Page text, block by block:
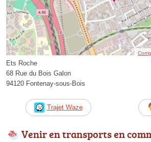
Ets Roche
68 Rue du Bois Galon
94120 Fontenay-sous-Bois
Trajet Waze
Venir en transports en